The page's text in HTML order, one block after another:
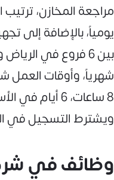
مراجعة المخازن،
يومياً، بالإضافة إلى
شهرياً، وأوقات العمل
8 ساعات، 6
ويشترط التسجيل في
وظائف في